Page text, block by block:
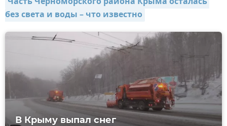
без света и воды – что известно
В Крыму выпал снег